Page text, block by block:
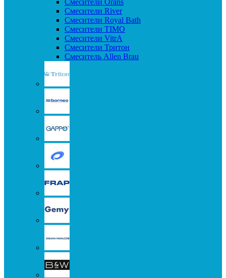
Смесители Orans
Смесители River
Смесители Royal Bath
Смесители TIMO
Смесители VitrA
Смесители Тритон
Смеситель Allen Brau